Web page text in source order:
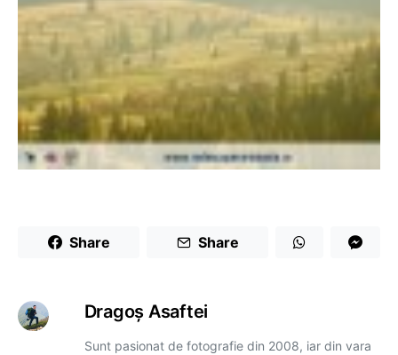
Share Share
Dragoş Asaftei
Sunt pasionat de fotografie din 2008, iar din vara